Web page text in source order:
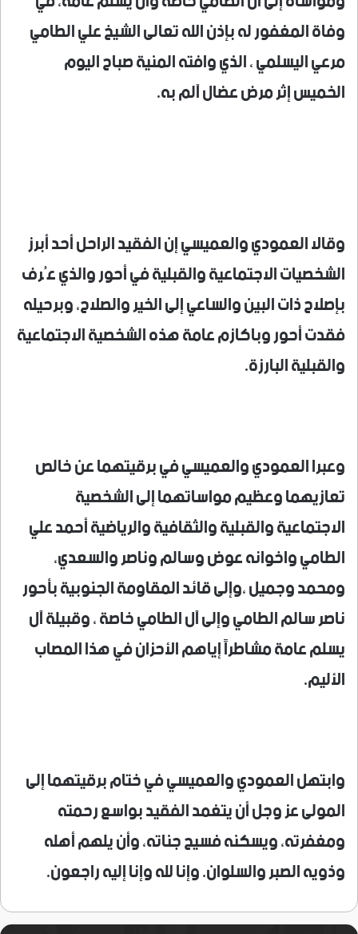
وفاة المغفور له بإذن الله تعالى الشيخ علي الطامي
مرعي اليسلمي ، الذي وافته المنية صباح اليوم
الخميس إثر مرض عضال آلم به.
وقالا العمودي والعميسي إن الفقيد الراحل أحد أبرز
الشخصيات الاجتماعية والقبلية في أحور والذي عُرف
بإصلاح ذات البين والساعي إلى الخير والصلاح، وبرحيله
فقدت أحور وباكازم عامة هذه الشخصية الاجتماعية
والقبلية البارزة.
وعبرا العمودي والعميسي في برقيتهما عن خالص
تعازيهما وعظيم مواساتهما إلى الشخصية
الاجتماعية والقبلية والثقافية والرياضية أحمد علي
الطامي واخوانه عوض وسالم وناصر والسعدي،
ومحمد وجميل ،وإلى قائد المقاومة الجنوبية بأحور
ناصر سالم الطامي وإلى آل الطامي خاصة ، وقبيلة آل
يسلم عامة مشاطراً إياهم الأحزان في هذا المصاب
الأليم.
وابتهل العمودي والعميسي في ختام برقيتهما إلى
المولى عز وجل أن يتغمد الفقيد بواسع رحمته
ومغفرته، ويسكنه فسيح جناته، وأن يلهم أهله
وذويه الصبر والسلوان. وإنا لله وإنا إليه راجعون.